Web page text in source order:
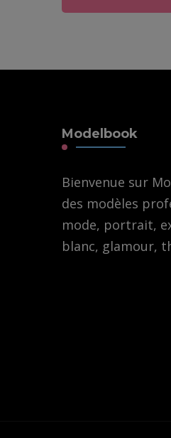
Modelbook
Bienvenue sur
des modèles
mode, portrait,
blanc, glamour,